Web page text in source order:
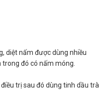
diệt nấm được dùng nhiều
đó có nấm móng.
trị sau đó dùng tinh dầu trà